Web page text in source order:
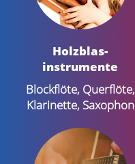
Holzblas­
instrumente
Blockflöte, Querflöte,
Klarinette, Saxophon